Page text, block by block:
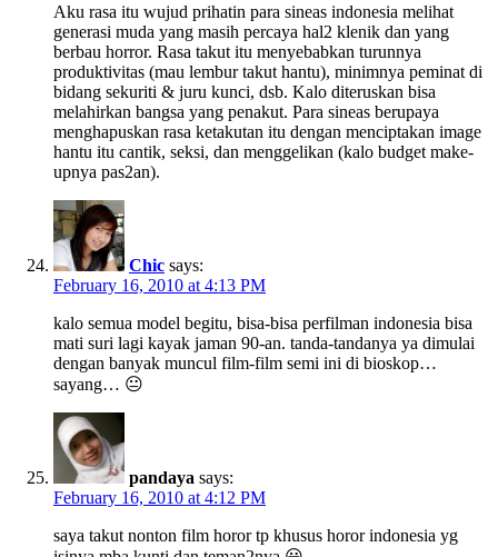
Aku rasa itu wujud prihatin para sineas indonesia melihat
generasi muda yang masih percaya hal2 klenik dan yang
berbau horror. Rasa takut itu menyebabkan turunnya
produktivitas (mau lembur takut hantu), minimnya peminat di
bidang sekuriti & juru kunci, dsb. Kalo diteruskan bisa
melahirkan bangsa yang penakut. Para sineas berupaya
menghapuskan rasa ketakutan itu dengan menciptakan image
hantu itu cantik, seksi, dan menggelikan (kalo budget make-
upnya pas2an).
Chic says:
February 16, 2010 at 4:13 PM
kalo semua model begitu, bisa-bisa perfilman indonesia bisa
mati suri lagi kayak jaman 90-an. tanda-tandanya ya dimulai
dengan banyak muncul film-film semi ini di bioskop…
sayang… 😐
pandaya says:
February 16, 2010 at 4:12 PM
saya takut nonton film horor tp khusus horor indonesia yg